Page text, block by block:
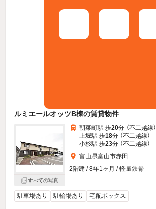
ルミエールオッツB棟の賃貸物件
すべての写真
朝菜町駅 歩20分 （不二越線）
上堀駅 歩18分 （不二越線）
小杉駅 歩23分 （不二越線）
富山県富山市赤田
2階建 / 8年1ヶ月 / 軽量鉄骨
駐車場あり 駐輪場あり 宅配ボックス